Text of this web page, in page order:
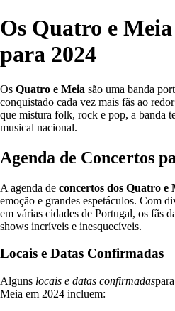
Os Quatro e
para 2024
Os Quatro e Meia são uma banda
conquistado cada vez mais fãs ao
que mistura folk, rock e pop, a banda
musical nacional.
Agenda de Concertos
A agenda de concertos dos Quatro e
emoção e grandes espetáculos. Com
em várias cidades de Portugal, os fãs
shows incríveis e inesquecíveis.
Locais e Datas Confirmadas
Alguns locais e datas confirmadas
Meia em 2024 incluem: